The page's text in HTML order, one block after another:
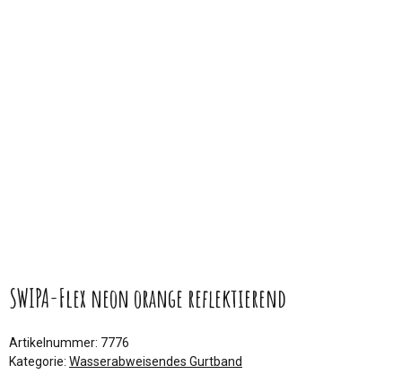
SWIPA-Flex neon orange reflektierend
Artikelnummer: 7776
Kategorie: Wasserabweisendes Gurtband